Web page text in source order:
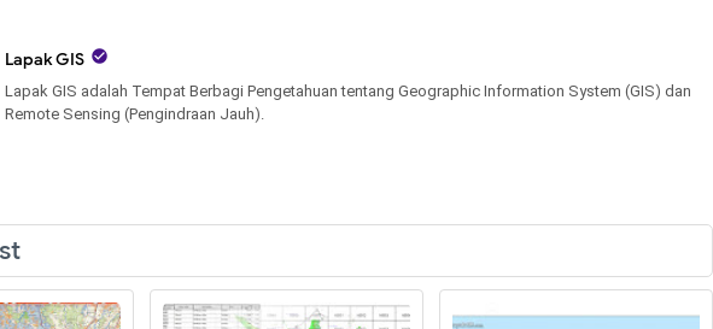
Lapak GIS 
Lapak GIS adalah Tempat Berbagi Pengetahuan tentang Geographic Information System (GIS) dan
Remote Sensing (Pengindraan Jauh).